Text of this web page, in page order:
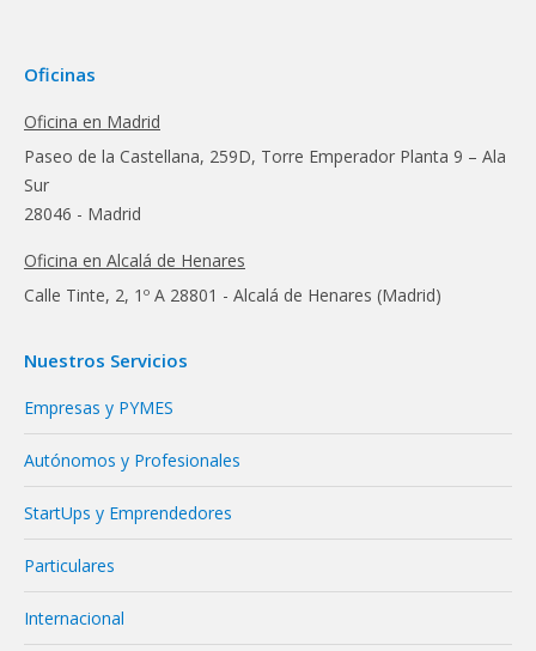
Oficinas
Oficina en Madrid
Paseo de la Castellana, 259D, Torre Emperador Planta 9 – Ala
Sur
28046 - Madrid
Oficina en Alcalá de Henares
Calle Tinte, 2, 1º A 28801 - Alcalá de Henares (Madrid)
Nuestros Servicios
Empresas y PYMES
Autónomos y Profesionales
StartUps y Emprendedores
Particulares
Internacional